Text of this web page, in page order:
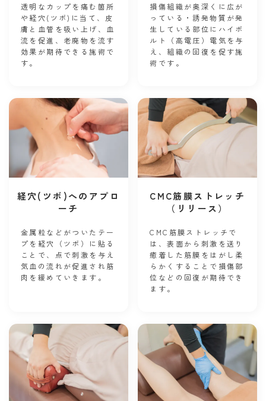
透明なカップを痛む箇所
や経穴(ツボ)に当て、皮
膚と血管を吸い上げ、血
流を促進、老廃物を流す
効果が期待できる施術で
す。
損傷組織が奥深くに広が
っている・誘発物質が発
生している部位にハイボ
ルト（高電圧）電気を与
え、組織の回復を促す施
術です。
経穴(ツボ)へのアプロ
ーチ
金属粒などがついたテー
プを経穴（ ツボ）に貼る
ことで、点で刺激を与え
気血の流れが促進され筋
肉を緩めていきます。
CMC筋膜ストレッチ
（リリース）
CMC筋膜ストレッチで
は、表面から刺激を送り
癒着した筋膜をはがし柔
らかくすることで損傷部
位などの回復が期待でき
ます。